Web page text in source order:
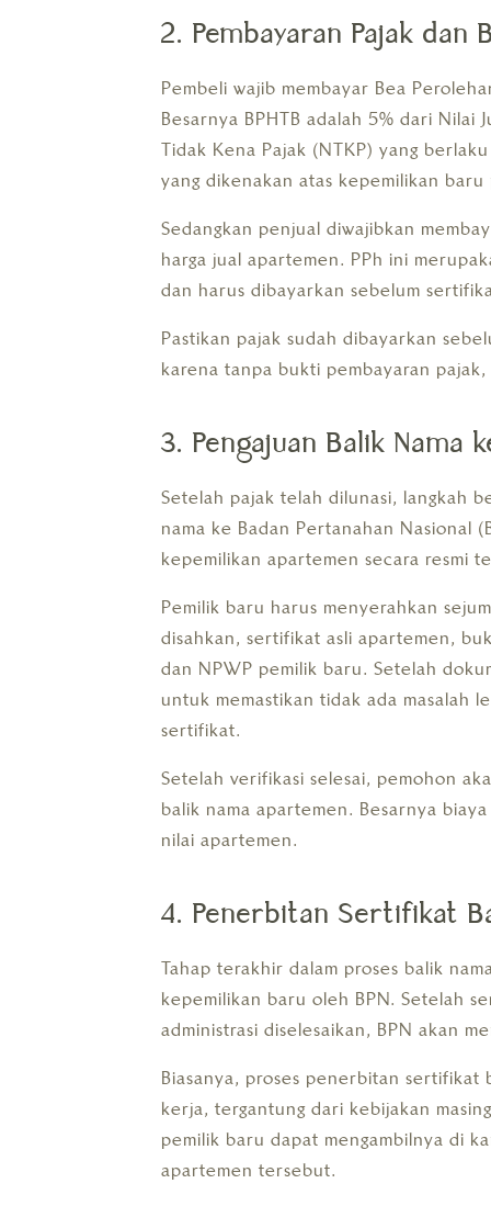
2. Pembayaran Pajak dan
Pembeli wajib membayar Bea
Besarnya BPHTB adalah 5% dari Nilai
Tidak Kena Pajak (NTKP) yang
yang dikenakan atas kepemilikan
Sedangkan penjual diwajibkan
harga jual apartemen. PPh ini
dan harus dibayarkan sebelum
Pastikan pajak sudah dibayarkan
karena tanpa bukti pembayaran
3. Pengajuan Balik Nama
Setelah pajak telah dilunasi, langkah
nama ke Badan Pertanahan Nasional
kepemilikan apartemen secara resmi
Pemilik baru harus menyerahkan
disahkan, sertifikat asli apartemen,
dan NPWP pemilik baru. Setelah
untuk memastikan tidak ada masalah
sertifikat.
Setelah verifikasi selesai, pemohon
balik nama apartemen. Besarnya
nilai apartemen.
4. Penerbitan Sertifikat
Tahap terakhir dalam proses balik
kepemilikan baru oleh BPN. Setelah
administrasi diselesaikan, BPN akan
Biasanya, proses penerbitan
kerja, tergantung dari kebijakan
pemilik baru dapat mengambilnya di
apartemen tersebut.